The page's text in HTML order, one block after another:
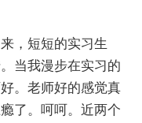
，短短的实习生
当我漫步在实习的
。老师好的感觉真
了。呵呵。近两个